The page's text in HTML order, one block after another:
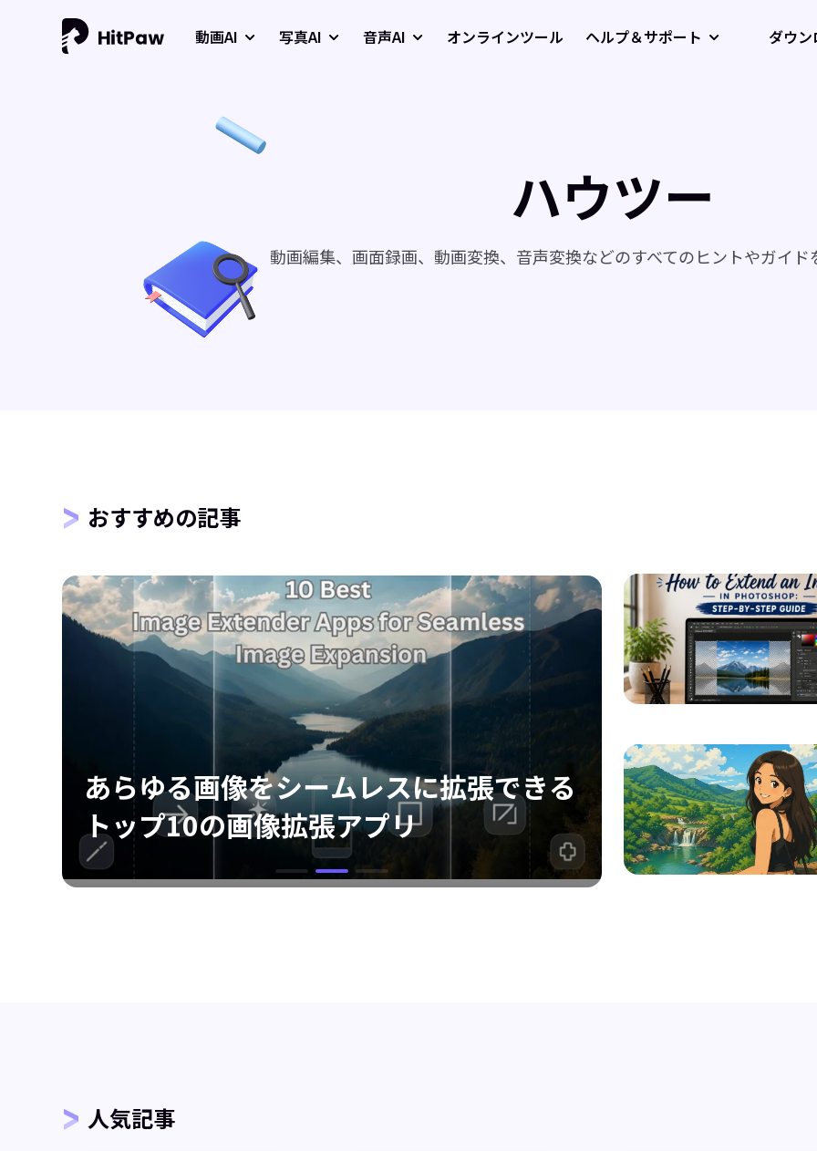
動画AI 写真AI 音声AI オンラインツール ヘルプ＆サポート ダウ
ハウツー
動画編集、画面録画、動画変換、音声変換などのすべてのヒントやガイド
おすすめの記事
あらゆる画像をシームレスに拡張できる
トップ10の画像拡張アプリ
オンライン・
無料のAI画像
人気記事